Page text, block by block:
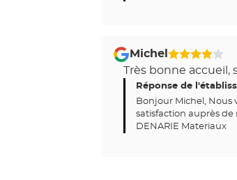
Michel 4
Étoiles
Sur
5
Très bonne accueil,
Réponse de
Bonjour Michel, Nous
satisfaction auprès de
DENARIE Materiaux